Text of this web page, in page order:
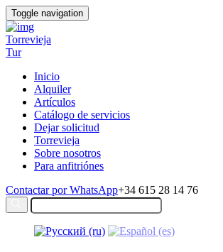
Toggle navigation
Torrevieja
Tur
Inicio
Alquiler
Artículos
Catálogo de servicios
Dejar solicitud
Torrevieja
Sobre nosotros
Para anfitriónes
Contactar por WhatsApp+34 615 28 14 76